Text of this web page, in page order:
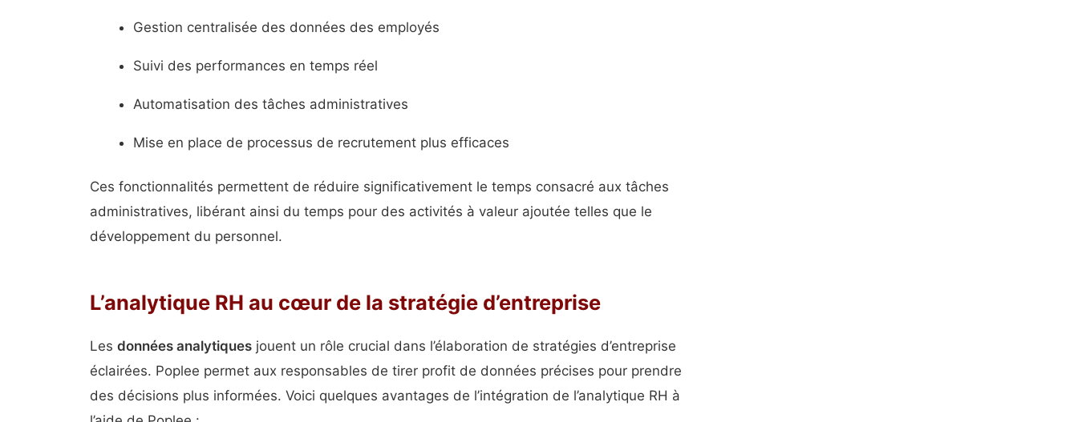
Gestion centralisée des données des employés
Suivi des performances en temps réel
Automatisation des tâches administratives
Mise en place de processus de recrutement plus efficaces
Ces fonctionnalités permettent de réduire significativement le temps consacré aux tâches
administratives, libérant ainsi du temps pour des activités à valeur ajoutée telles que le
développement du personnel.
L’analytique RH au cœur de la stratégie d’entreprise
Les données analytiques jouent un rôle crucial dans l’élaboration de stratégies d’entreprise
éclairées. Poplee permet aux responsables de tirer profit de données précises pour prendre
des décisions plus informées. Voici quelques avantages de l’intégration de l’analytique RH à